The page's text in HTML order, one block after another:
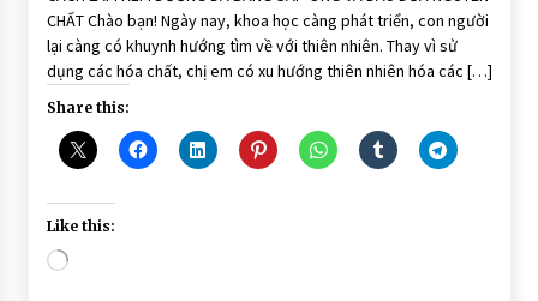
dầu
dừa
CHẤT Chào bạn! Ngày nay, khoa học càng phát triển, con người
lại càng có khuynh hướng tìm về với thiên nhiên. Thay vì sử
dụng các hóa chất, chị em có xu hướng thiên nhiên hóa các […]
Share this:
Like this:
Loading…